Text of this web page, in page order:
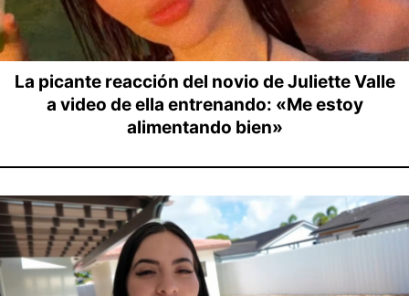
La picante reacción del novio de Juliette Valle
a video de ella entrenando: «Me estoy
alimentando bien»